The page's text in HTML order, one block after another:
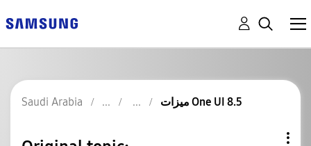
Saudi Arabia ميزات One UI 8.5